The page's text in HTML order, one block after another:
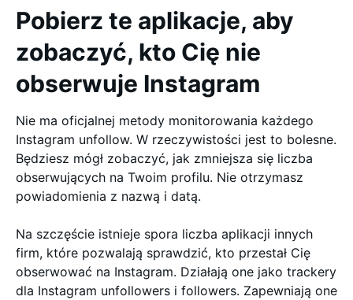
Pobierz te aplikacje, aby
zobaczyć, kto Cię nie
obserwuje Instagram
Nie ma oficjalnej metody monitorowania każdego
Instagram unfollow. W rzeczywistości jest to bolesne.
Będziesz mógł zobaczyć, jak zmniejsza się liczba
obserwujących na Twoim profilu. Nie otrzymasz
powiadomienia z nazwą i datą.
Na szczęście istnieje spora liczba aplikacji innych
firm, które pozwalają sprawdzić, kto przestał Cię
obserwować na Instagram. Działają one jako trackery
dla Instagram unfollowers i followers. Zapewniają one